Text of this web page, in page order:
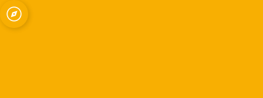
Open quicklink menu